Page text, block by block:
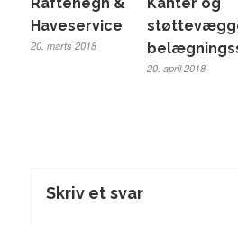
Haveservice
20. marts 2018
20. april 2018
Skriv et svar